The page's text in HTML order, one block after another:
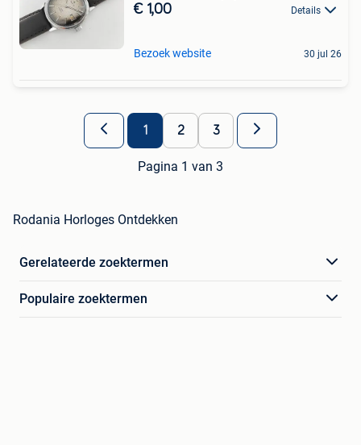
€ 1,00 Details
Bezoek website 30 jul 26
1 2 3
Pagina 1 van 3
Rodania Horloges Ontdekken
Gerelateerde zoektermen
Populaire zoektermen